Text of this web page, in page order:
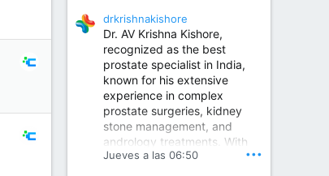
treatment, dental implants,
smile designing, cosmetic
dentistry.
Sumukha Hospital | Ear, Nose & Throat, Dental & Maxillofacial Surgery Center
www.sumukhahospitals.co
m
drkrishnakishore
Dr. AV Krishna Kishore,
recognized as the best
prostate specialist in India,
known for his extensive
experience in complex
prostate surgeries, kidney
stone management, and
andrology treatments. With
years of surgical practice and
Jueves a las 06:50 •••